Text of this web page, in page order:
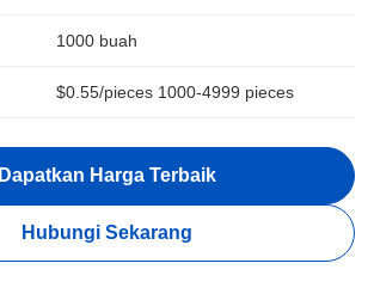
1000 buah
$0.55/pieces 1000-4999 pieces
Dapatkan Harga Terbaik
Hubungi Sekarang